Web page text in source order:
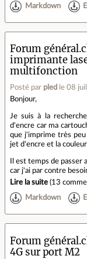
Markdown
Forum
imprimante
multifonction
Posté par pled le 08
Bonjour,
Je suis à la
d'encre car ma
que j'imprime très
jet d'encre et la
Il est temps de
car j'ai par contre
Lire la suite (13
Markdown
Forum
4G sur port M2